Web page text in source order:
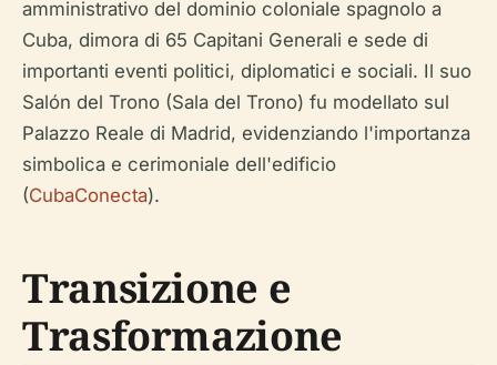
amministrativo del dominio coloniale spagnolo a
Cuba, dimora di 65 Capitani Generali e sede di
importanti eventi politici, diplomatici e sociali. Il suo
Salón del Trono (Sala del Trono) fu modellato sul
Palazzo Reale di Madrid, evidenziando l'importanza
simbolica e cerimoniale dell'edificio
(CubaConecta).
Transizione e
Trasformazione